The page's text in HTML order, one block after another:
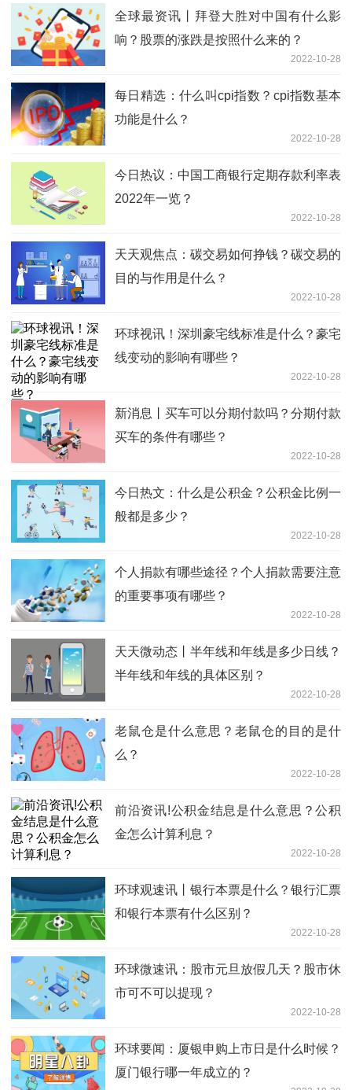
全球最资讯丨拜登大胜对中国有什么影
响？股票的涨跌是按照什么来的？
2022-10-28
每日精选：什么叫cpi指数？cpi指数基本
功能是什么？
2022-10-28
今日热议：中国工商银行定期存款利率表
2022年一览？
2022-10-28
天天观焦点：碳交易如何挣钱？碳交易的
目的与作用是什么？
2022-10-28
环球视讯！深圳豪宅线标准是什么？豪宅
线变动的影响有哪些？
2022-10-28
新消息丨买车可以分期付款吗？分期付款
买车的条件有哪些？
2022-10-28
今日热文：什么是公积金？公积金比例一
般都是多少？
2022-10-28
个人捐款有哪些途径？个人捐款需要注意
的重要事项有哪些？
2022-10-28
天天微动态丨半年线和年线是多少日线？
半年线和年线的具体区别？
2022-10-28
老鼠仓是什么意思？老鼠仓的目的是什
么？
2022-10-28
前沿资讯!公积金结息是什么意思？公积
金怎么计算利息？
2022-10-28
环球观速讯丨银行本票是什么？银行汇票
和银行本票有什么区别？
2022-10-28
环球微速讯：股市元旦放假几天？股市休
市可不可以提现？
2022-10-28
环球要闻：厦银申购上市日是什么时候？
厦门银行哪一年成立的？